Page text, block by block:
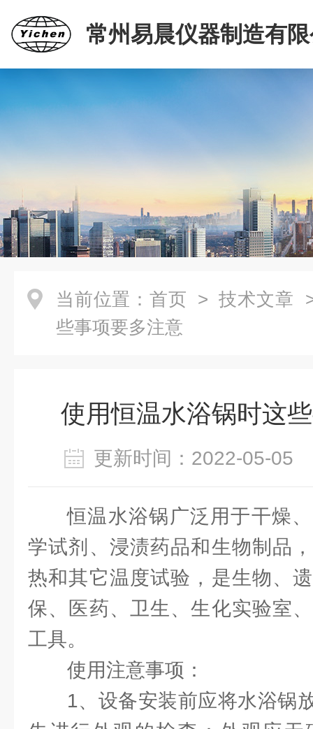
常州易晨仪器制造有
当前位置： 首页 > 技术文章
些事项要多注意
使用恒温水浴锅时这
更新时间：2022-05-
恒温水浴锅广泛用于干燥
学试剂、浸渍药品和生物制品
热和其它温度试验，是生物、
保、医药、卫生、生化实验室
工具。
使用注意事项：
1、设备安装前应将水浴锅